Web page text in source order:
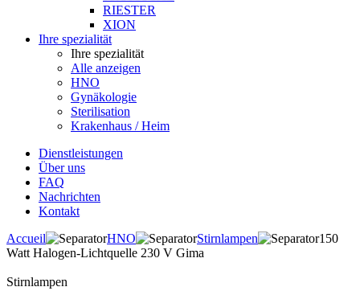
RIESTER
XION
Ihre spezialität
Ihre spezialität
Alle anzeigen
HNO
Gynäkologie
Sterilisation
Krakenhaus / Heim
Dienstleistungen
Über uns
FAQ
Nachrichten
Kontakt
Accueil
HNO Stirnlampen
150
Watt Halogen-Lichtquelle 230 V Gima
Stirnlampen